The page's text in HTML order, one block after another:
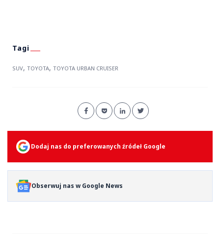
SUV, TOYOTA, TOYOTA URBAN CRUISER
Dodaj nas do preferowanych źródeł Google
Obserwuj nas w Google News